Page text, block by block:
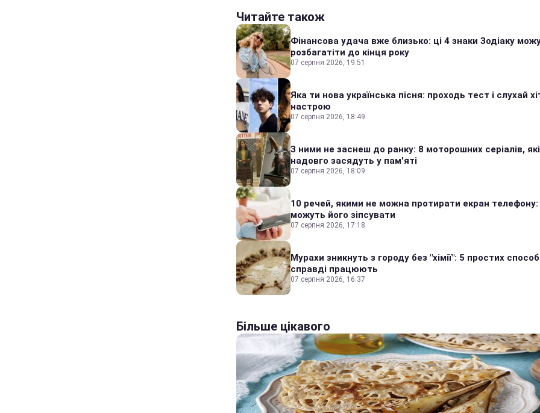
Читайте також
Фінансова удача вже близько: ці 4 знаки Зодіаку
розбагатіти до кінця року
07 серпня 2026, 19:51
Яка ти нова українська пісня: проходь тест і слухай
настрою
07 серпня 2026, 18:49
З ними не заснеш до ранку: 8 моторошних серіалів, які
надовго засядуть у пам'яті
07 серпня 2026, 18:09
10 речей, якими не можна протирати екран телефону:
можуть його зіпсувати
07 серпня 2026, 17:18
Мурахи зникнуть з городу без "хімії": 5 простих
справді працюють
07 серпня 2026, 16:37
Більше цікавого